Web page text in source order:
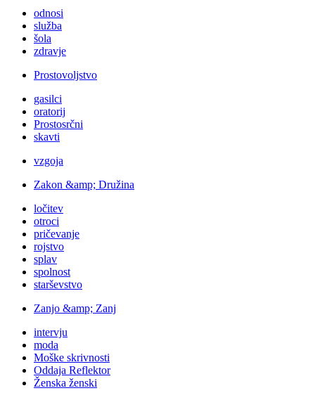
odnosi
služba
šola
zdravje
Prostovoljstvo
gasilci
oratorij
Prostosrčni
skavti
vzgoja
Zakon &amp; Družina
ločitev
otroci
pričevanje
rojstvo
splav
spolnost
starševstvo
Zanjo &amp; Zanj
intervju
moda
Moške skrivnosti
Oddaja Reflektor
Ženska ženski